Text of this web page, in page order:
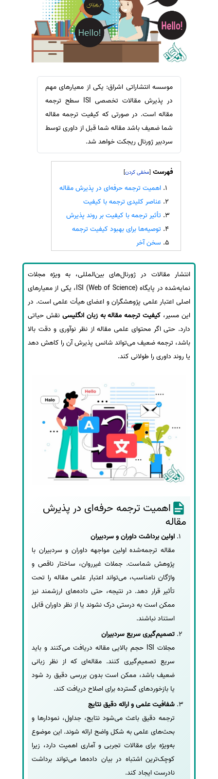
ترجمه عربی به فارسی
مشاهده همه زبان ها
سفارش ویرایش
سفارش پارافریز
سفارش فرمت‌بندی
سفارش کاهش کمیت
سفارش معرفی مجله
سفارش معرفی مقاله
سفارش معرفی کتاب
سفارش چکیده مبسوط
سفارش ترجمه مولتی‌مدیا
سفارش گویندگی
سفارش تولید محتوا
سفارش ترجمه همزمان
سفارش چکیده گرافیکی
سفارش تهیه کاورلتر
سفارش انگیزه‌نامه‌SOP
موسسه انتشاراتی اشراق: یکی از معیارهای مهم
در پذیرش مقالات تخصصی ISI سطح ترجمه
مقاله است. در صورتی که کیفیت ترجمه مقاله
شما ضعیف باشد مقاله شما قبل از داوری توسط
سردبیر ژورنال ریجکت خواهد شد.
فهرست [
]
اهمیت ترجمه حرفه‌ای در پذیرش مقاله
عناصر کلیدی ترجمه با کیفیت
تأثیر ترجمه با کیفیت بر روند پذیرش
توصیه‌ها برای بهبود کیفیت ترجمه
سخن آخر
انتشار مقالات در ژورنال‌های بین‌المللی، به ویژه مجلات
نمایه‌شده در پایگاه ISI (Web of Science)، یکی از معیارهای
اصلی اعتبار علمی پژوهشگران و اعضای هیأت علمی است. در
این مسیر، کیفیت ترجمه مقاله به زبان انگلیسی نقش حیاتی
دارد. حتی اگر محتوای علمی مقاله از نظر نوآوری و دقت بالا
باشد، ترجمه ضعیف می‌تواند شانس پذیرش آن را کاهش دهد
یا روند داوری را طولانی کند.
اهمیت ترجمه حرفه‌ای در پذیرش
مقاله
اولین برداشت داوران و سردبیران
مقاله ترجمه‌شده اولین مواجهه داوران و سردبیران با
پژوهش شماست. جملات غیرروان، ساختار ناقص و
واژگان نامناسب، می‌تواند اعتبار علمی مقاله را تحت
تأثیر قرار دهد. در نتیجه، حتی داده‌های ارزشمند نیز
ممکن است به درستی درک نشوند یا از نظر داوران قابل
استناد نباشند.
تصمیم‌گیری سریع سردبیران
مجلات ISI حجم بالایی مقاله دریافت می‌کنند و باید
سریع تصمیم‌گیری کنند. مقاله‌ای که از نظر زبانی
ضعیف باشد، ممکن است بدون بررسی دقیق رد شود
یا بازخوردهای گسترده برای اصلاح دریافت کند.
شفافیت علمی و ارائه دقیق نتایج
ترجمه دقیق باعث می‌شود نتایج، جداول، نمودارها و
بحث‌های علمی به شکل واضح ارائه شوند. این موضوع
به‌ویژه برای مقالات تجربی و آماری اهمیت دارد، زیرا
کوچک‌ترین اشتباه در بیان داده‌ها می‌تواند برداشت
نادرست ایجاد کند.